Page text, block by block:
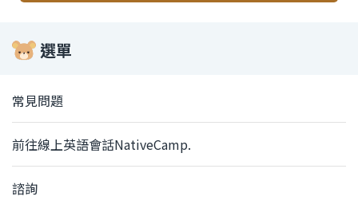
選單
常見問題
前往線上英語會話NativeCamp.
諮詢